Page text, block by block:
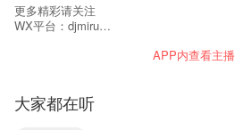
更多精彩请关注
WX平台：djmiruyi
APP内查看主播
大家都在听